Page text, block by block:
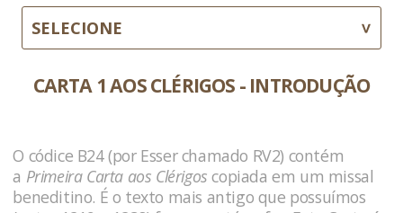
SELECIONE
CARTA 1 AOS CLÉRIGOS - INTRODUÇÃO
O códice B24 (por Esser chamado RV2) contém
a Primeira Carta aos Clérigoscopiada em um missal
beneditino. É o texto mais antigo que possuímos